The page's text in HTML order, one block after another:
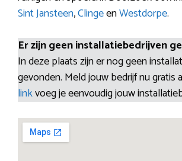
Sint Jansteen,ClingeenWestdorpe.
Er zijn geen installatiebedrijven
In deze plaats zijn er nog geen
gevonden. Meld jouw bedrijf nu gratis
linkvoeg je eenvoudig jouw